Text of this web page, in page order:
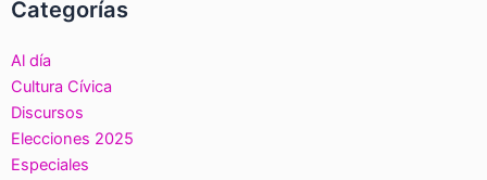
Categorías
Al día
Cultura Cívica
Discursos
Elecciones 2025
Especiales